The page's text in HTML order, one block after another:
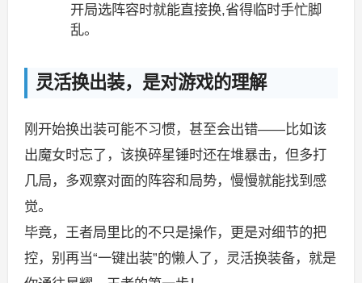
开局选阵容时就能直接换,省得临时手忙脚
乱。
灵活换出装，是对游戏的理解
刚开始换出装可能不习惯，甚至会出错——比如该
出魔女时忘了，该换碎星锤时还在堆暴击，但多打
几局，多观察对面的阵容和局势，慢慢就能找到感
觉。
毕竟，王者局里比的不只是操作，更是对细节的把
控，别再当“一键出装”的懒人了，灵活换装备，就是